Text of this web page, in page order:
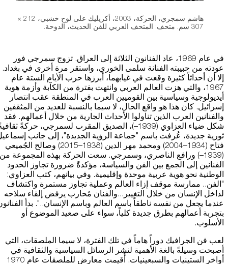
هاشم سمجري، الحركة، 2003، أكريليك على لوح خشبي، 212 ×
307 سم. متحف: المتحف العربي للفن الحديث، الدوحة.
في عام 1969، عاد الفنانون الثلاثة إلى العراق. تزوج سمرجي فور
عودته من حبيبته الفنانة سلمى الخوري، واستقر مرة أخرى في بغداد.
إلا أن أحداثاً كثيرة وقعت في غيابهما، أبرزها حرب الأيام الستة عام
1967، والتي هزت العالم العربي وانتهت بفترة من الكآبة وأزمة هوية
أيديولوجية وسياسية بين القوميين العرب في المنطقة عقب انتصار
إسرائيل. كان هذا هو واقع الحال، لا سيما بالنسبة للعديد من المثقفين
والفنانين العرب الذين تناولوا الأحداث الجارية من خلال أعمالهم. فقد
شكل ضياء العزاوي (1939–)، الصديق المقرب لسمرجي، حركةً
ثورية جديدة، عُرفت باسم "جماعة الرؤية الجديدة"، إلى جانب
فتاح (1934–2004) ومحمد مهر الدين (1938–2015) وصالح الجُميعي
(1939–) ورافع الناصري، وسمرجي. سعت الحركة بهذه المجموعة من
الفنانين إلى الجمع بين الفن والسياسة، مؤكدةً ضرورة تجاوز الحدود
الوطنية نحو هوية عربية موحدة وإقليمية. وفي بيانهم، كتب العزاوي:
"الفن.. ممارسة موقف إزاء العالم وعملية تجاوز مستمرة واكتشاف
لداخل الإنسان من خلال التغيير...والفنان مُحارب يرفض إلقاء سلاحه
عندما يجعل من نفسه ناطقاً باسم العالم وباسم الإنسان..". بدأ
بتجربة أعمالهم بطرق جديدة كلياً، سواء على صعيد الموضوع أو
الأسلوب.
لعب فن الجرافيك دوراً هاماً في تلك الفترة، لا سيما الملصقات، التي
أصبحت وسيلةً بالغة الأهمية لنشر الرسائل السياسية والثقافية في
أواخر الستينيات والسبعينيات. أُقيمت معارض للملصقات عام 1970